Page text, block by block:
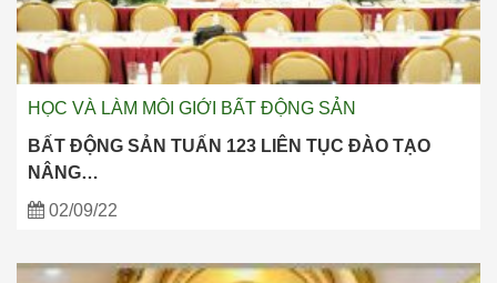
HỌC VÀ LÀM MÔI GIỚI BẤT ĐỘNG SẢN
BẤT ĐỘNG SẢN TUẤN 123 LIÊN TỤC ĐÀO TẠO
NÂNG…
02/09/22